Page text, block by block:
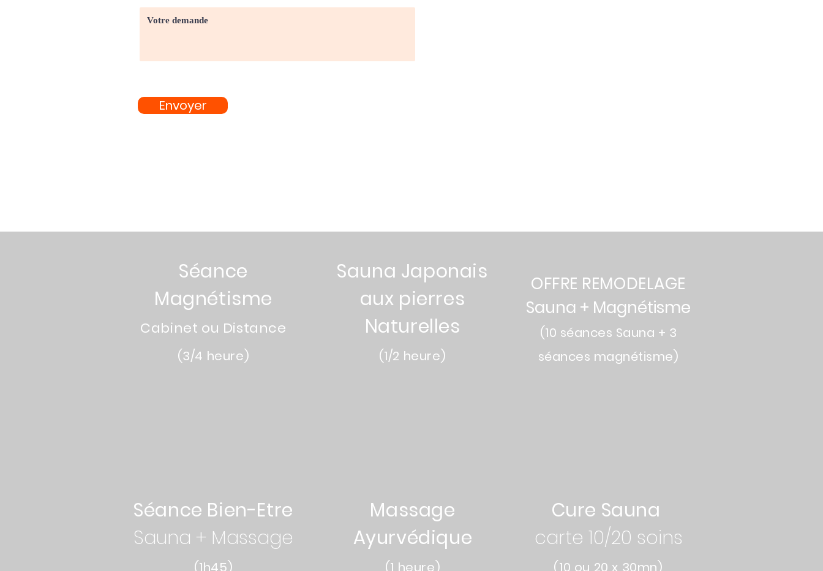
Envoyer
Séance
Magnétisme
Cabinet ou Distance
(3/4 heure)
Sauna Japonais
aux pierres
Naturelles
(1/2 heure)
OFFRE REMODELAGE
Sauna + Magnétisme
(10 séances Sauna + 3
séances magnétisme)
Séance Bien-Etre
Sauna + Massage
(1h45)
Massage
Ayurvédique
(1 heure)
Cure Sauna
carte 10/20 soins
(10 ou 20 x 30mn)